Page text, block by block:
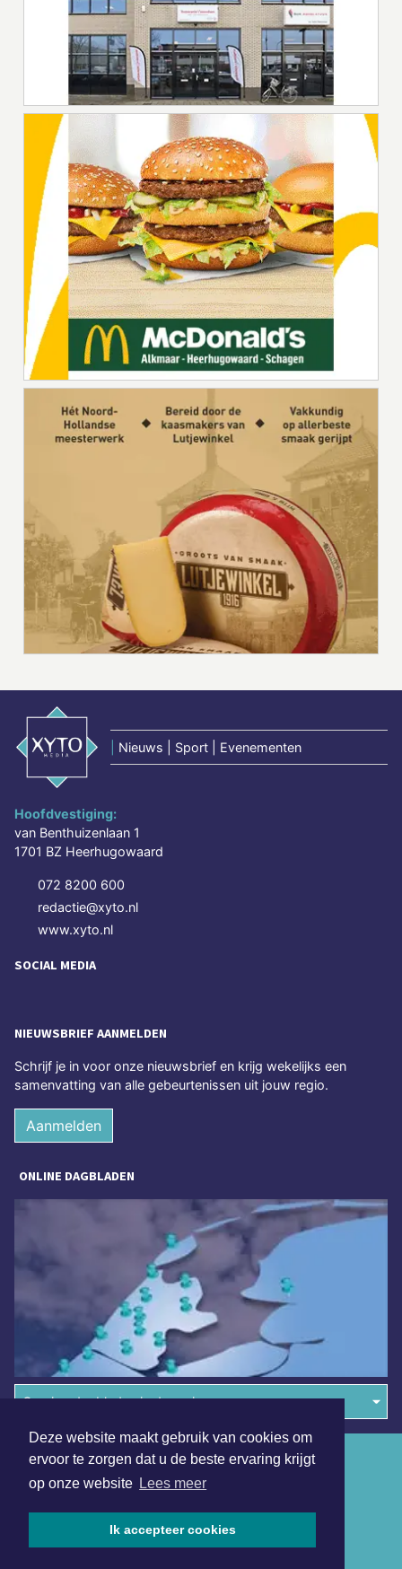
Deze website maakt gebruik van cookies om
ervoor te zorgen dat u de beste ervaring krijgt
op onze website Lees meer
Ik accepteer cookies
Nieuws | Sport | Evenementen
Hoofdvestiging:
van Benthuizenlaan 1
1701 BZ Heerhugowaard
072 8200 600
redactie@xyto.nl
www.xyto.nl
SOCIAL MEDIA
NIEUWSBRIEF AANMELDEN
Schrijf je in voor onze nieuwsbrief en krijg wekelijks een
samenvatting van alle gebeurtenissen uit jouw regio.
Aanmelden
ONLINE DAGBLADEN
Overige dagbladen in de regio
Algemene voorwaarden
Disclaimer